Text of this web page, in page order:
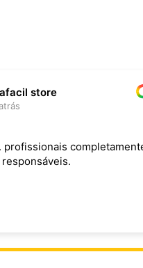
store
profissionais